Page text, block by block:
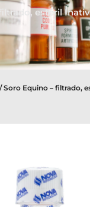
estéril
/ Soro Equino – filtrado,